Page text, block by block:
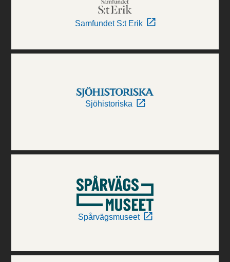
Samfundet S:t Erik
Sjöhistoriska
Spårvägsmuseet